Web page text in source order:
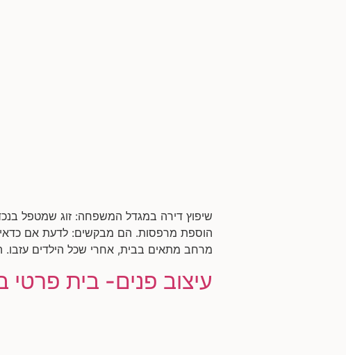
הוספת מרפסות. הם מבקשים: לדעת אם כדאי
מרחב מתאים בבית, אחרי שכל הילדים
עיצוב פנים- בית פרטי